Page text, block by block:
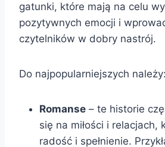
gatunki, które mają na celu
pozytywnych emocji i
czytelników w dobry nastrój.
Do najpopularniejszych należy:
Romanse – te historie
się na miłości i relacjach,
radość i spełnienie.